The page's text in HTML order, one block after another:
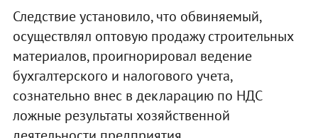
Следствие установило, что обвиняемый,
осуществлял оптовую продажу строительных
материалов, проигнорировал ведение
бухгалтерского и налогового учета,
сознательно внес в декларацию по НДС
ложные результаты хозяйственной